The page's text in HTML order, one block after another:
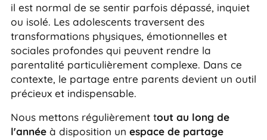
il est normal de se sentir parfois dépassé, inquiet
ou isolé. Les adolescents traversent des
transformations physiques, émotionnelles et
sociales profondes qui peuvent rendre la
parentalité particulièrement complexe. Dans ce
contexte, le partage entre parents devient un outil
précieux et indispensable.
Nous mettons régulièrement tout au long de
l'année à disposition un espace de partage